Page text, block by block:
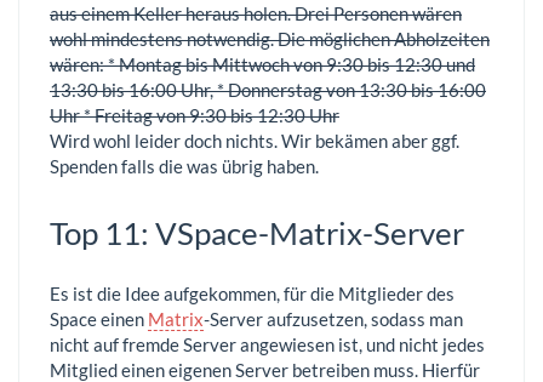
aus einem Keller heraus holen. Drei Personen wären
wohl mindestens notwendig. Die möglichen Abholzeiten
wären: * Montag bis Mittwoch von 9:30 bis 12:30 und
13:30 bis 16:00 Uhr, * Donnerstag von 13:30 bis 16:00
Uhr * Freitag von 9:30 bis 12:30 Uhr
Wird wohl leider doch nichts. Wir bekämen aber ggf.
Spenden falls die was übrig haben.
Top 11: VSpace-Matrix-Server
Es ist die Idee aufgekommen, für die Mitglieder des
Space einen Matrix-Server aufzusetzen, sodass man
nicht auf fremde Server angewiesen ist, und nicht jedes
Mitglied einen eigenen Server betreiben muss. Hierfür